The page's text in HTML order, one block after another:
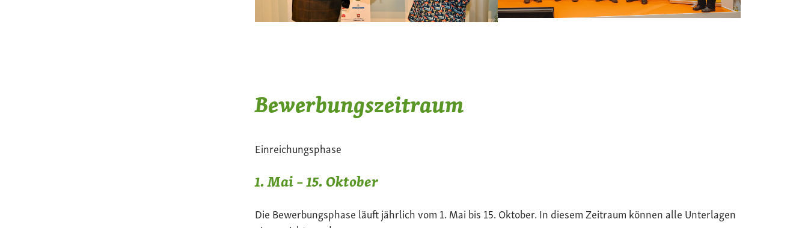
Bewerbungszeitraum
Einreichungsphase
1. Mai – 15. Oktober
Die Bewerbungsphase läuft jährlich vom 1. Mai bis 15. Oktober. In diesem Zeitraum können alle Unterlagen